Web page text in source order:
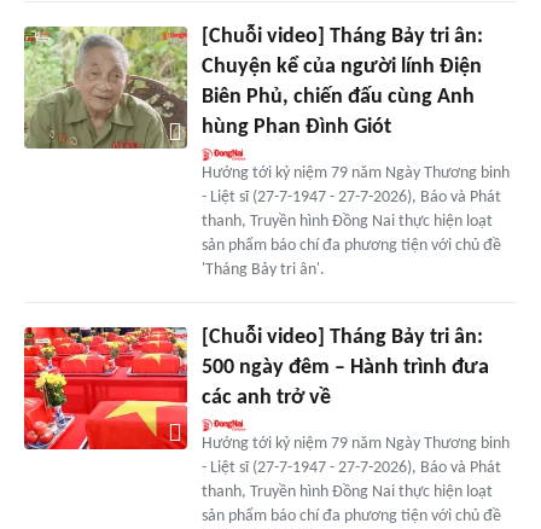
[Chuỗi video] Tháng Bảy tri ân:
Chuyện kể của người lính Điện
Biên Phủ, chiến đấu cùng Anh
hùng Phan Đình Giót
Hướng tới kỷ niệm 79 năm Ngày Thương binh
- Liệt sĩ (27-7-1947 - 27-7-2026), Báo và Phát
thanh, Truyền hình Đồng Nai thực hiện loạt
sản phẩm báo chí đa phương tiện với chủ đề
'Tháng Bảy tri ân'.
[Chuỗi video] Tháng Bảy tri ân:
500 ngày đêm – Hành trình đưa
các anh trở về
Hướng tới kỷ niệm 79 năm Ngày Thương binh
- Liệt sĩ (27-7-1947 - 27-7-2026), Báo và Phát
thanh, Truyền hình Đồng Nai thực hiện loạt
sản phẩm báo chí đa phương tiện với chủ đề